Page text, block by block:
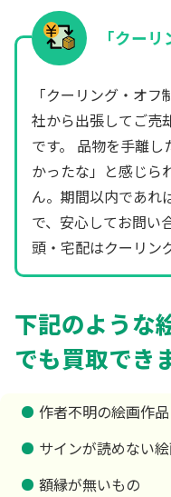
「クー
「クーリング・オ
社から出張してご売
です。 品物を手離
かったな」と感じら
ん。期間以内であれ
で、安心してお問い
頭・宅配はクーリン
下記のような
でも買取でき
作者不明の絵画作品
サインが読めない
額縁が無いもの